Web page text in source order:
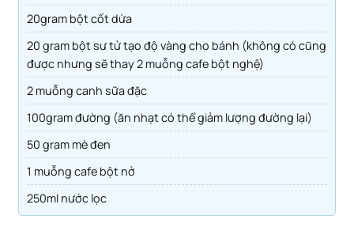
20gram bột cốt dừa
20 gram bột sư tử tạo độ vàng cho bánh (không có cũng
được nhưng sẽ thay 2 muỗng cafe bột nghệ)
2 muỗng canh sữa đặc
100gram đường (ăn nhạt có thể giảm lượng đường lại)
50 gram mè đen
1 muỗng cafe bột nở
250ml nước lọc